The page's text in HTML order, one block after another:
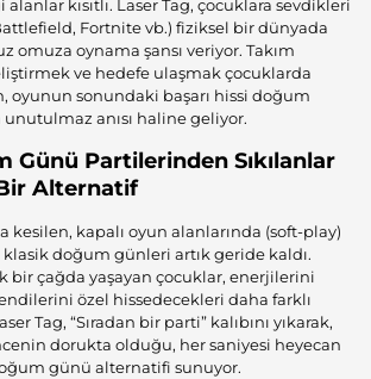
kısıtlı. Laser Tag, çocuklara sevdikleri
Fortnite vb.) fiziksel bir dünyada
omuza oynama şansı veriyor. Takım
ve hedefe ulaşmak çocuklarda
oyunun sonundaki başarı hissi doğum
anısı haline geliyor.
Günü Partilerinden Sıkılanlar
Alternatif
kesilen, kapalı oyun alanlarında (soft-play)
klasik doğum günleri artık geride kaldı.
bir çağda yaşayan çocuklar, enerjilerini
özel hissedecekleri daha farklı
Tag, “Sıradan bir parti” kalıbını yıkarak,
dorukta olduğu, her saniyesi heyecan
günü alternatifi sunuyor.